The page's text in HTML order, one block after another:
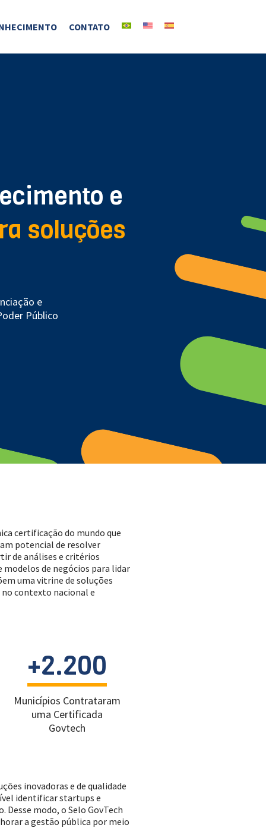
CONTATO
e
soluções
e
Público
certificação do mundo que
potencial de resolver
de análises e critérios
de negócios para lidar
uma vitrine de soluções
contexto nacional e
+2.200
Municípios Contrataram
uma Certificada
Govtech
inovadoras e de qualidade
identificar startups e
modo, o Selo GovTech
a gestão pública por meio